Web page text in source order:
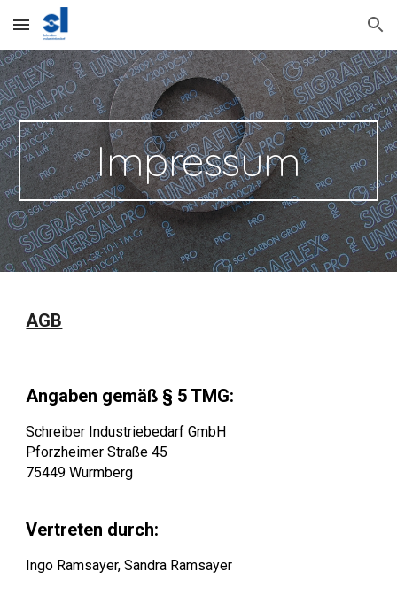
Skip to main content Skip to navigation
Impressum
AGB
Angaben gemäß § 5 TMG:
Schreiber Industriebedarf GmbH
Pforzheimer Straße 45
75449 Wurmberg
Vertreten durch:
Ingo Ramsayer, Sandra Ramsayer